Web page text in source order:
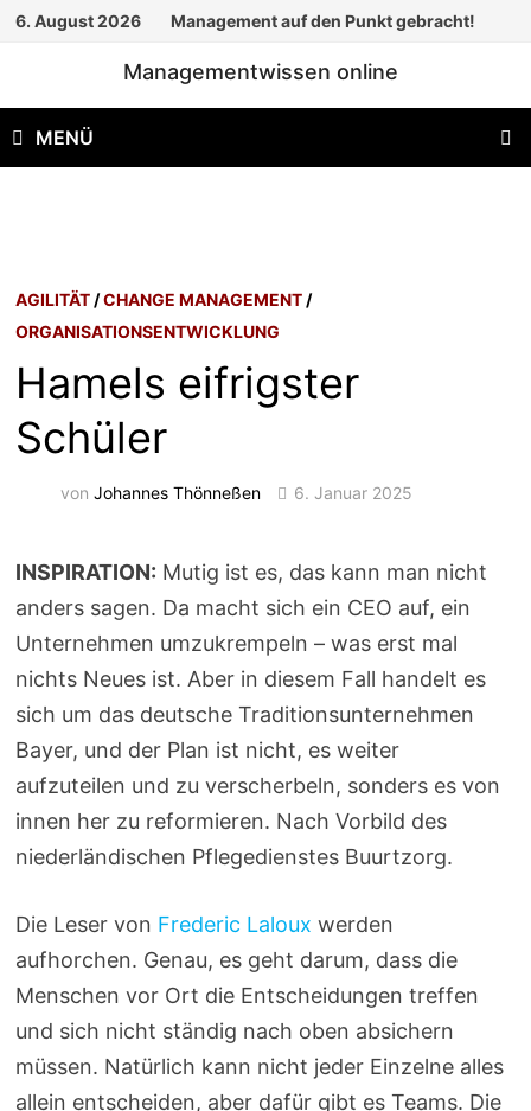
Zum
6. August 2026 Management auf den Punkt gebracht!
Managementwissen online
MENÜ
AGILITÄT /CHANGE MANAGEMENT /
ORGANISATIONSENTWICKLUNG
Hamels eifrigster
Schüler
vonJohannes Thönneßen 6. Januar 2025
INSPIRATION: Mutig ist es, das kann man nicht
anders sagen. Da macht sich ein CEO auf, ein
Unternehmen umzukrempeln – was erst mal
nichts Neues ist. Aber in diesem Fall handelt es
sich um das deutsche Traditionsunternehmen
Bayer, und der Plan ist nicht, es weiter
aufzuteilen und zu verscherbeln, sonders es von
innen her zu reformieren. Nach Vorbild des
niederländischen Pflegedienstes Buurtzorg.
Die Leser von Frederic Laloux werden
aufhorchen. Genau, es geht darum, dass die
Menschen vor Ort die Entscheidungen treffen
und sich nicht ständig nach oben absichern
müssen. Natürlich kann nicht jeder Einzelne alles
allein entscheiden, aber dafür gibt es Teams. Die